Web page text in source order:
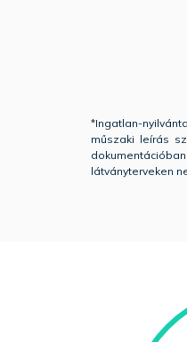
*Ingatlan-
műszaki leírás
látványterveken